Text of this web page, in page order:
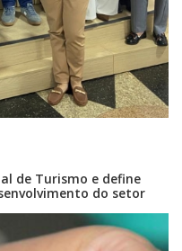
de Turismo e define
do setor